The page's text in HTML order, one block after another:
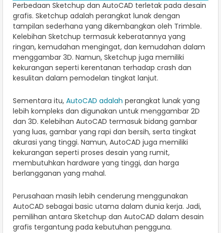
Perbedaan Sketchup dan AutoCAD terletak pada desain
grafis. Sketchup adalah perangkat lunak dengan
tampilan sederhana yang dikembangkan oleh Trimble.
Kelebihan Sketchup termasuk keberatannya yang
ringan, kemudahan mengingat, dan kemudahan dalam
menggambar 3D. Namun, Sketchup juga memiliki
kekurangan seperti kerentanan terhadap crash dan
kesulitan dalam pemodelan tingkat lanjut.
Sementara itu, AutoCAD adalah perangkat lunak yang
lebih kompleks dan digunakan untuk menggambar 2D
dan 3D. Kelebihan AutoCAD termasuk bidang gambar
yang luas, gambar yang rapi dan bersih, serta tingkat
akurasi yang tinggi. Namun, AutoCAD juga memiliki
kekurangan seperti proses desain yang rumit,
membutuhkan hardware yang tinggi, dan harga
berlangganan yang mahal.
Perusahaan masih lebih cenderung menggunakan
AutoCAD sebagai basic utama dalam dunia kerja. Jadi,
pemilihan antara Sketchup dan AutoCAD dalam desain
grafis tergantung pada kebutuhan pengguna.